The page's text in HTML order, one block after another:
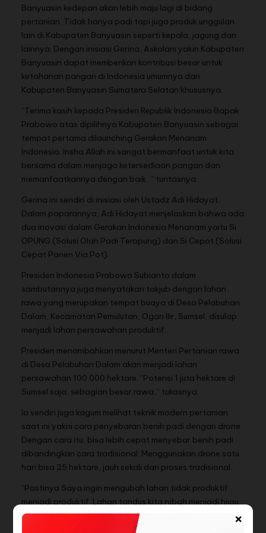
×
Banyuasin kedepan akan lebih maju lagi di bidang
pertanian. Tidak hanya padi tapi juga produk unggulan
lain di Kabupaten Banyuasin seperti kepala, jagung dan
lainnya. Dengan inisiasi Gerina, Askolani yakin Kabupaten
Banyuasin dapat memberikan kontribusi besar untuk
ketahanan pangan di Indonesia umumnya dan
Kabupaten Banyuasin Sumatera Selatan khususnya.
“Terima kasih kepada Presiden Republik Indonesia Bapak
Prabowo atas dipilihnya Kabupaten Banyuasin sebagai
tempat pertama dilaunching Gerakan Menanam
Indonesia. Insha Allah ini sangat bermanfaat untuk kita
bersama dalam menjaga ketersediaan pangan dan
memanfaatkannya dengan baik, ” tuntasnya.
Gerina ini sendiri di inisiasi oleh Ustadz Adi Hidayat.
Dalam paparannya, Adi Hidayat menjelaskan bahwa ada
dua inovasi dalam Gerakan Indonesia Menanam yaitu Si
OPUNG (Solusi Olah Padi Terapung) dan Si Cepot (Solusi
Cepat Panen Via Pot).
Presiden Indonesia Prabowo Subianto dalam
sambutannya juga menyatakan takjub dengan lahan
rawa yang merupakan tempat buaya di Desa Pelabuhan
Dalam, Kecamatan Pemulutan, Ogan Ilir, Sumsel, disulap
menjadi lahan persawahan produktif.
Presiden menambahkan menurut Menteri Pertanian rawa
di Desa Pelabuhan Dalam akan menjadi lahan
persawahan 100.000 hektare. “Potensi 1 juta hektare di
Sumsel saja, sebagian besar rawa,” tukasnya.
Ia sendiri juga kagum melihat teknik modern pertanian
saat ini yakni cara penyebaran benih padi dengan drone.
Dengan cara itu, bisa lebih cepat menyebar benih padi
dibandingkan cara tradisional. Menggunakan drone satu
hari bisa 25 hektare, jauh sekali dari proses tradisional.
“Pastinya Saya ingin mengubah lahan tidak produktif
menjadi produktif. Lahan tandus kita rubah menjadi hijau,
makmur. Dimana tidak ada air, kita usahakan air,”